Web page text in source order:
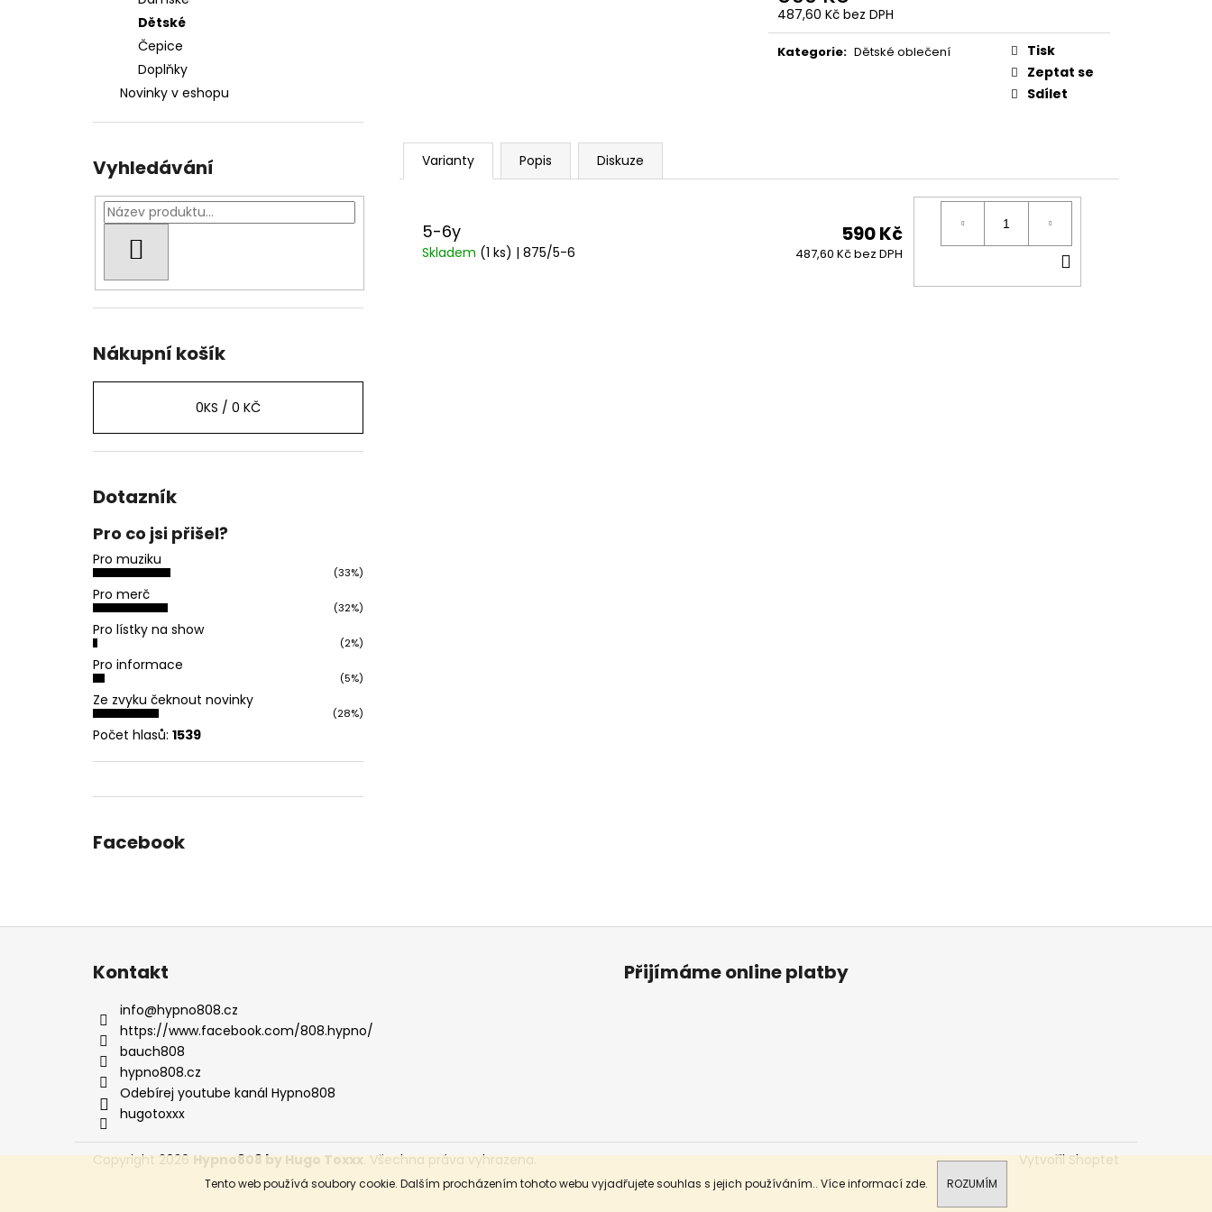
Tento web používá soubory cookie. Dalším procházením tohoto webu vyjadřujete souhlas s jejich používáním.. Více informací zde. ROZUMÍM
Dětské
Čepice
Doplňky
Novinky v eshopu
Vyhledávání
Nákupní košík
0KS / 0 KČ
Dotazník
Pro co jsi přišel?
Pro muziku
(33%)
Pro merč
(32%)
Pro lístky na show
(2%)
Pro informace
(5%)
Ze zvyku čeknout novinky
(28%)
Počet hlasů: 1539
Facebook
487,60 Kč bez DPH
Měrná
cena:
Kategorie: Dětské oblečení
Tisk
Zeptat se
Sdílet
Varianty Popis Diskuze
5-6y
Skladem (1 ks) | 875/5-6
590 Kč
487,60 Kč bez DPH
KOŠÍKU
1 000 Kč
Kontakt
info@hypno808.cz
https://www.facebook.com/808.hypno/
bauch808
hypno808.cz
Odebírej youtube kanál Hypno808
hugotoxxx
Přijímáme online platby
Vytvořil Shoptet
Copyright 2026Hypno808 by Hugo Toxxx. Všechna práva vyhrazena.